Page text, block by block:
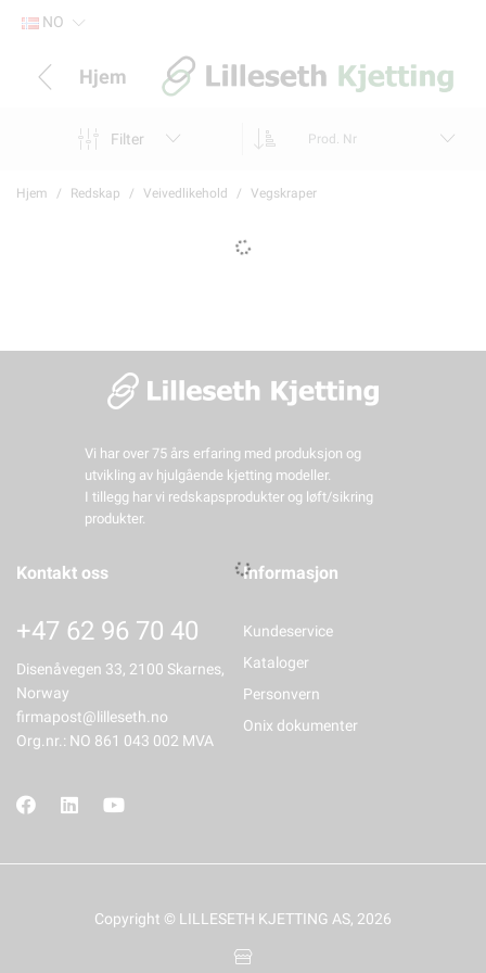
NO
Hjem
Filter Prod. Nr
Hjem Redskap Veivedlikehold Vegskraper
Vi har over 75 års erfaring med produksjon og
utvikling av hjulgående kjetting modeller.
I tillegg har vi redskapsprodukter og løft/sikring
produkter.
Kontakt oss
+47 62 96 70 40
Disenåvegen 33, 2100 Skarnes,
Norway
firmapost@lilleseth.no
Org.nr.: NO 861 043 002 MVA
Informasjon
Kundeservice
Kataloger
Personvern
Onix dokumenter
Copyright © LILLESETH KJETTING AS, 2026